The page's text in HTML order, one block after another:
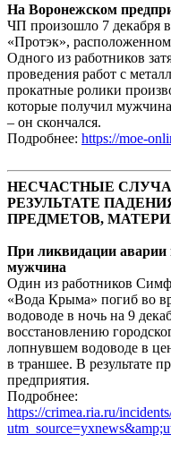
На Воронежском
ЧП произошло 7 декабря
«Протэк»,
Одного из работников
проведения работ с
прокатные ролики
которые получил
– он скончался.
Подробнее: https://moe-
НЕСЧАСТНЫЕ
РЕЗУЛЬТАТЕ
ПРЕДМЕТОВ,
При ликвидации аварии
мужчина
Один из работников
«Вода Крыма» погиб во
водоводе в ночь на 9
восстановлению
лопнувшем водоводе в
в траншее. В результате
предприятия.
Подробнее:
https://crimea.ria.ru/